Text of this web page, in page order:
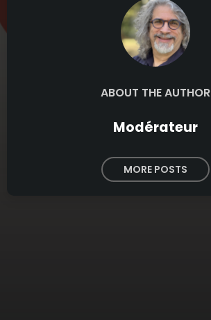
ABOUT THE AUTHOR
Modérateur
MORE POSTS